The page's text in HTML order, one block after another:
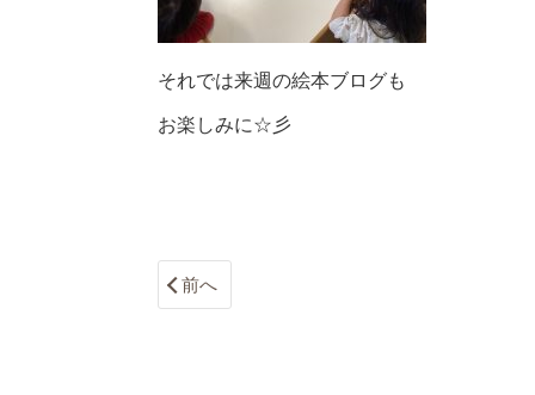
それでは来週の絵本ブログも
お楽しみに☆彡
前へ